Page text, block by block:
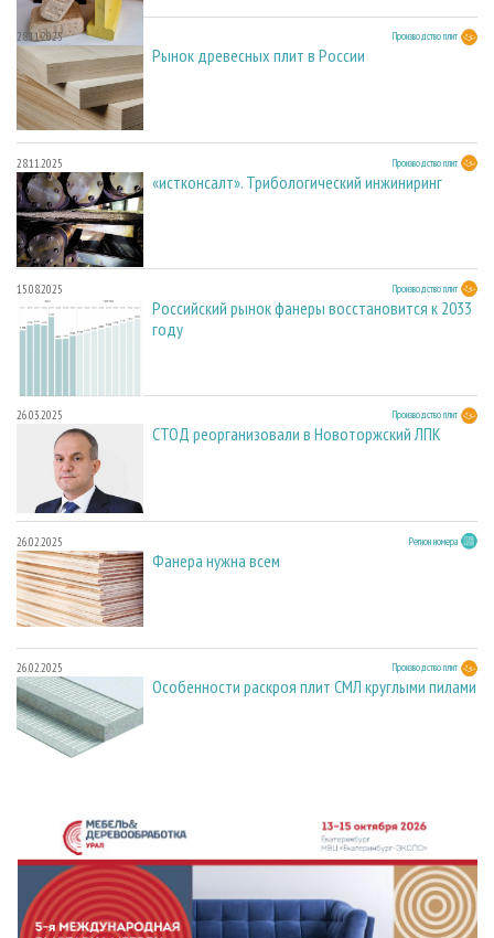
28.11.2025 Производство плит
Рынок древесных плит в России
28.11.2025 Производство плит
«истконсалт». Трибологический инжиниринг
15.08.2025 Производство плит
Российский рынок фанеры восстановится к 2033
году
26.03.2025 Производство плит
СТОД реорганизовали в Новоторжский ЛПК
26.02.2025 Регион номера
Фанера нужна всем
26.02.2025 Производство плит
Особенности раскроя плит СМЛ круглыми пилами